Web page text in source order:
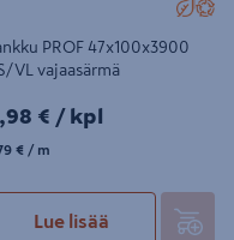
PROF 47x100x3900
VL vajaasärmä
kpl
€ / kpl
m
€ / m
Lue lisää